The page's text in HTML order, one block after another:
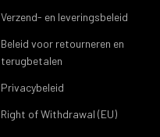
Verzend- en leveringsbeleid
Beleid voor retourneren en
terugbetalen
Privacybeleid
Right of Withdrawal (EU)